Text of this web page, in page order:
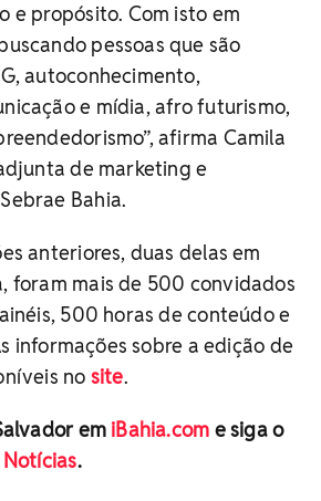
e propósito. Com isto em
pessoas que são
autoconhecimento,
e mídia, afro futurismo,
afirma Camila
de marketing e
Bahia.
anteriores, duas delas em
foram mais de 500 convidados
500 horas de conteúdo e
informações sobre a edição de
no site.
em iBahia.com e siga o
.